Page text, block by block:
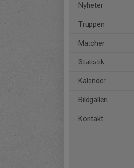
Nyheter
Truppen
Matcher
Statistik
Kalender
Bildgalleri
Kontakt